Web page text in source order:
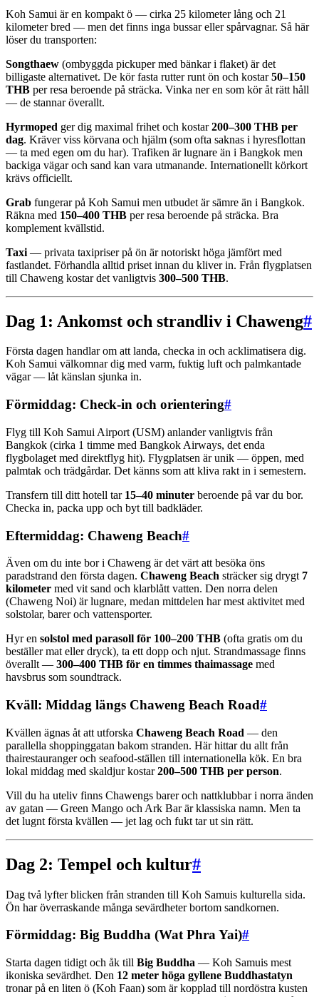
Koh Samui är en kompakt ö — cirka 25 kilometer lång och 21
kilometer bred — men det finns inga bussar eller spårvagnar. Så här
löser du transporten:
Songthaew (ombyggda pickuper med bänkar i flaket) är det
billigaste alternativet. De kör fasta rutter runt ön och kostar50–150
THB per resa beroende på sträcka. Vinka ner en som kör åt rätt håll
— de stannar överallt.
Hyrmoped ger dig maximal frihet och kostar200–300 THB per
dag. Kräver viss körvana och hjälm (som ofta saknas i hyresflottan
— ta med egen om du har). Trafiken är lugnare än i Bangkok men
backiga vägar och sand kan vara utmanande. Internationellt körkort
krävs officiellt.
Grab fungerar på Koh Samui men utbudet är sämre än i Bangkok.
Räkna med 150–400 THB per resa beroende på sträcka. Bra
komplement kvällstid.
Taxi — privata taxipriser på ön är notoriskt höga jämfört med
fastlandet. Förhandla alltid priset innan du kliver in. Från flygplatsen
till Chaweng kostar det vanligtvis 300–500 THB.
Dag 1: Ankomst och strandliv i Chaweng#
Första dagen handlar om att landa, checka in och acklimatisera dig.
Koh Samui välkomnar dig med varm, fuktig luft och palmkantade
vägar — låt känslan sjunka in.
Förmiddag: Check-in och orientering#
Flyg till Koh Samui Airport (USM) anlander vanligtvis från
Bangkok (cirka 1 timme med Bangkok Airways, det enda
flygbolaget med direktflyg hit). Flygplatsen är unik — öppen, med
palmtak och trädgårdar. Det känns som att kliva rakt in i semestern.
Transfern till ditt hotell tar 15–40 minuter beroende på var du bor.
Checka in, packa upp och byt till badkläder.
Eftermiddag: Chaweng Beach#
Även om du inte bor i Chaweng är det värt att besöka öns
paradstrand den första dagen. Chaweng Beach sträcker sig drygt 7
kilometer med vit sand och klarblått vatten. Den norra delen
(Chaweng Noi) är lugnare, medan mittdelen har mest aktivitet med
solstolar, barer och vattensporter.
Hyr en solstol med parasoll för 100–200 THB (ofta gratis om du
beställer mat eller dryck), ta ett dopp och njut. Strandmassage finns
överallt — 300–400 THB för en timmes thaimassage med
havsbrus som soundtrack.
Kväll: Middag längs Chaweng Beach Road#
Kvällen ägnas åt att utforska Chaweng Beach Road — den
parallella shoppinggatan bakom stranden. Här hittar du allt från
thairestauranger och seafood-ställen till internationella kök. En bra
lokal middag med skaldjur kostar200–500 THB per person.
Vill du ha uteliv finns Chawengs barer och nattklubbar i norra änden
av gatan — Green Mango och Ark Bar är klassiska namn. Men ta
det lugnt första kvällen — jet lag och fukt tar ut sin rätt.
Dag 2: Tempel och kultur#
Dag två lyfter blicken från stranden till Koh Samuis kulturella sida.
Ön har överraskande många sevärdheter bortom sandkornen.
Förmiddag: Big Buddha (Wat Phra Yai)#
Starta dagen tidigt och åk till Big Buddha — Koh Samuis mest
ikoniska sevärdhet. Den 12 meter höga gyllene Buddhastatyn
tronar på en liten ö (Koh Faan) som är kopplad till nordöstra kusten